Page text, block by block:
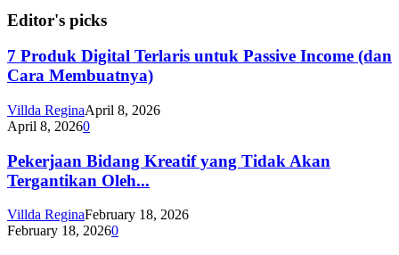
Editor's picks
7 Produk Digital Terlaris untuk Passive Income (dan
Cara Membuatnya)
Villda ReginaApril 8, 2026
April 8, 20260
Pekerjaan Bidang Kreatif yang Tidak Akan
Tergantikan Oleh...
Villda ReginaFebruary 18, 2026
February 18, 20260